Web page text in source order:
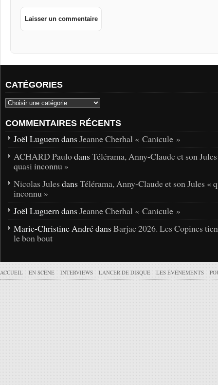
CATÉGORIES
COMMENTAIRES RÉCENTS
Joël Luguern dans Jeanne Cherhal « Canicule »
ACHARD Paulodans Télérama, Anny-Claude et son
quasi inconnu »
Nicolas Jules dans Télérama, Anny-Claude et son Jules «
inconnu »
Joël Luguern dans Jeanne Cherhal « Canicule »
Marie-Christine André dans Barjac 2026. Les Copines
le bon bout
ACCUEIL EN SCÈNE INTERVIEWS LANCER DE DISQUE LES ÉVÉNEMENTS